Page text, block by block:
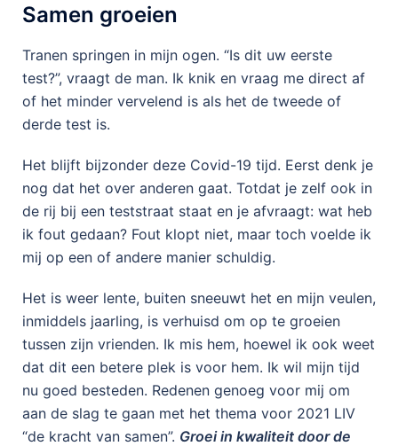
Samen groeien
Tranen springen in mijn ogen. “Is dit uw eerste
test?”, vraagt de man. Ik knik en vraag me direct af
of het minder vervelend is als het de tweede of
derde test is.
Het blijft bijzonder deze Covid-19 tijd. Eerst denk je
nog dat het over anderen gaat. Totdat je zelf ook in
de rij bij een teststraat staat en je afvraagt: wat heb
ik fout gedaan? Fout klopt niet, maar toch voelde ik
mij op een of andere manier schuldig.
Het is weer lente, buiten sneeuwt het en mijn veulen,
inmiddels jaarling, is verhuisd om op te groeien
tussen zijn vrienden. Ik mis hem, hoewel ik ook weet
dat dit een betere plek is voor hem. Ik wil mijn tijd
nu goed besteden. Redenen genoeg voor mij om
aan de slag te gaan met het thema voor 2021 LIV
“de kracht van samen”. Groei in kwaliteit door de